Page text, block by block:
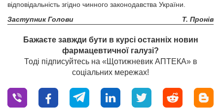
відповідальність згідно чинного законодавства України.
Заступник Голови
Т. Пронів
Бажаєте завжди бути в курсі останніх новин
фармацевтичної галузі?
Тоді підписуйтесь на «Щотижневик АПТЕКА» в
соціальних мережах!